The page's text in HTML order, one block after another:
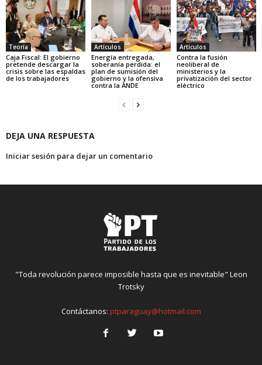
Teoría
Caja Fiscal: El gobierno
pretende descargar la
crisis sobre las espaldas
de los trabajadores
Artículos
Energía entregada,
soberanía perdida: el
plan de sumisión del
gobierno y la ofensiva
contra la ANDE
Artículos
Contra la fusión
neoliberal de
ministerios y la
privatización del sector
eléctrico
DEJA UNA RESPUESTA
Iniciar sesión para dejar un comentario
"Toda revolución parece imposible hasta que es inevitable" Leon
Trotsky
Contáctanos: ptparaguay@hotmail.com